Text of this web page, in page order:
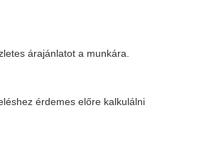
árajánlatot a munkára.
érdemes előre kalkulálni